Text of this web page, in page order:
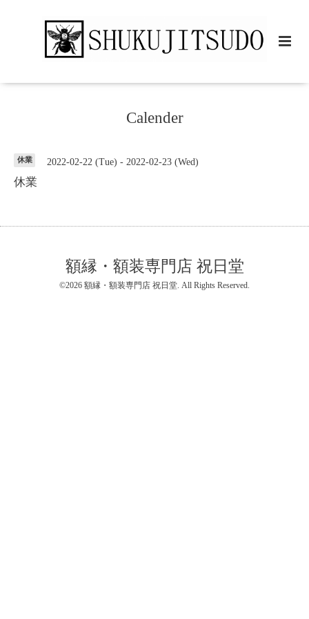
Calender
休業 2022-02-22 (Tue) - 2022-02-23 (Wed)
休業
額縁・額装専門店 祝日堂
©2026 額縁・額装専門店 祝日堂 . All Rights Reserved.